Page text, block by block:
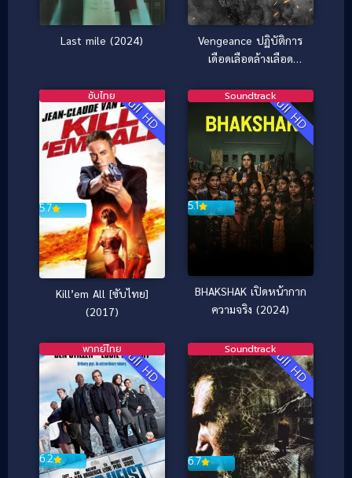
Last mile (2024)
Vengeance ปฏิบัติการ
เดือดเลือดล้างเลือด
Full HD
5.7
ซับไทย
Kill’em All [ซับไทย]
(2017)
Full HD
5.1
Soundtrack
BHAKSHAK เปิดหน้ากาก
ความจริง (2024)
Full HD
6.2
พากย์ไทย Full HD
6.7
Soundtrack